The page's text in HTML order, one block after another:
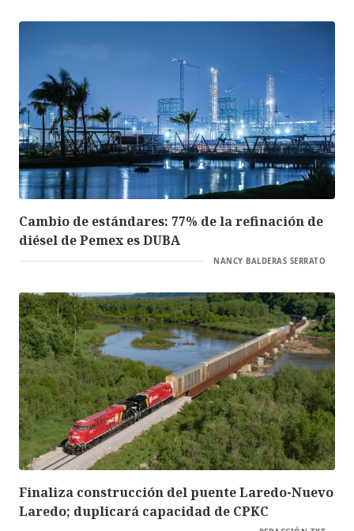
Cambio de estándares: 77% de la refinación de
diésel de Pemex es DUBA
NANCY BALDERAS SERRATO
Finaliza construcción del puente Laredo-Nuevo
Laredo; duplicará capacidad de CPKC